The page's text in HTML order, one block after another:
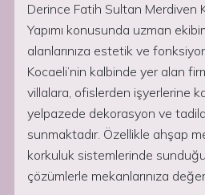
Derince Fatih Sultan Merdiven
Yapımı konusunda uzman
alanlarınıza estetik ve
Kocaeli’nin kalbinde yer alan
villalara, ofislerden işyerlerine
yelpazede dekorasyon ve
sunmaktadır. Özellikle ahşap
korkuluk sistemlerinde
çözümlerle mekanlarınıza